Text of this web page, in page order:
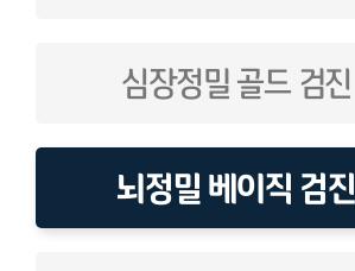
심장정밀 골드 검진
뇌정밀 베이직 검진